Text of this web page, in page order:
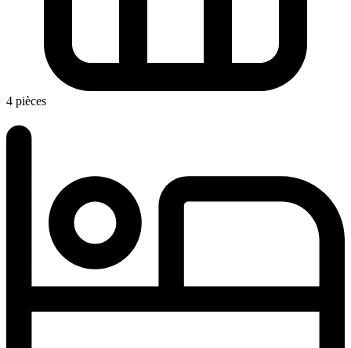
4 pièces